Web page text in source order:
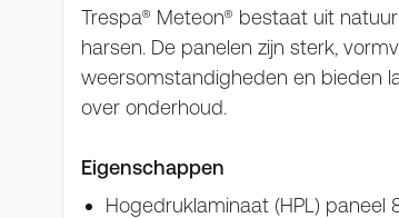
Trespa® Meteon® bestaat uit
harsen. De panelen zijn sterk,
weersomstandigheden en bieden
over onderhoud.
Eigenschappen
Hogedruklaminaat (HPL) paneel